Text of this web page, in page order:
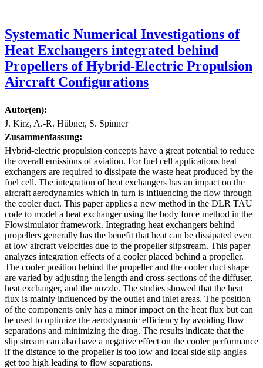
Systematic Numerical Investigations of
Heat Exchangers integrated behind
Propellers of Hybrid-Electric Propulsion
Aircraft Configurations
Autor(en):
J. Kirz, A.-R. Hübner, S. Spinner
Zusammenfassung:
Hybrid-electric propulsion concepts have a great potential to reduce
the overall emissions of aviation. For fuel cell applications heat
exchangers are required to dissipate the waste heat produced by the
fuel cell. The integration of heat exchangers has an impact on the
aircraft aerodynamics which in turn is influencing the flow through
the cooler duct. This paper applies a new method in the DLR TAU
code to model a heat exchanger using the body force method in the
Flowsimulator framework. Integrating heat exchangers behind
propellers generally has the benefit that heat can be dissipated even
at low aircraft velocities due to the propeller slipstream. This paper
analyzes integration effects of a cooler placed behind a propeller.
The cooler position behind the propeller and the cooler duct shape
are varied by adjusting the length and cross-sections of the diffuser,
heat exchanger, and the nozzle. The studies showed that the heat
flux is mainly influenced by the outlet and inlet areas. The position
of the components only has a minor impact on the heat flux but can
be used to optimize the aerodynamic efficiency by avoiding flow
separations and minimizing the drag. The results indicate that the
slip stream can also have a negative effect on the cooler performance
if the distance to the propeller is too low and local side slip angles
get too high leading to flow separations.